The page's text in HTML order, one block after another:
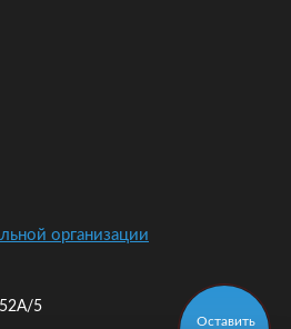
Оставить
организации
52А/5